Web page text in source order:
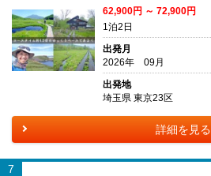
62,900円 ～ 72,900円
1泊2日
出発月
2026年 09月
出発地
埼玉県 東京23区
詳細を見る
7